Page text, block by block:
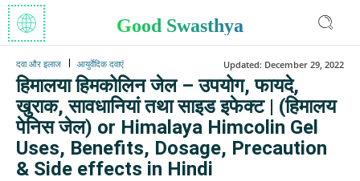
Good Swasthya
दवा और इलाज आयुर्वेदिक दवाएं Updated: December 29, 2022
हिमालया हिमकोलिन जेल – उपयोग, फायदे,
खुराक, सावधानियां तथा साइड इफेक्ट | (हिमालय
पेनिस जेल) or Himalaya Himcolin Gel
Uses, Benefits, Dosage, Precaution
& Side effects in Hindi